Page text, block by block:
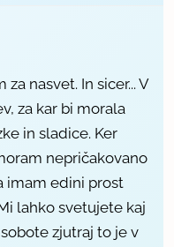
nasvet. In sicer... V
za kar bi morala
in sladice. Ker
nepričakovano
imam edini prost
lahko svetujete kaj
zjutraj to je v